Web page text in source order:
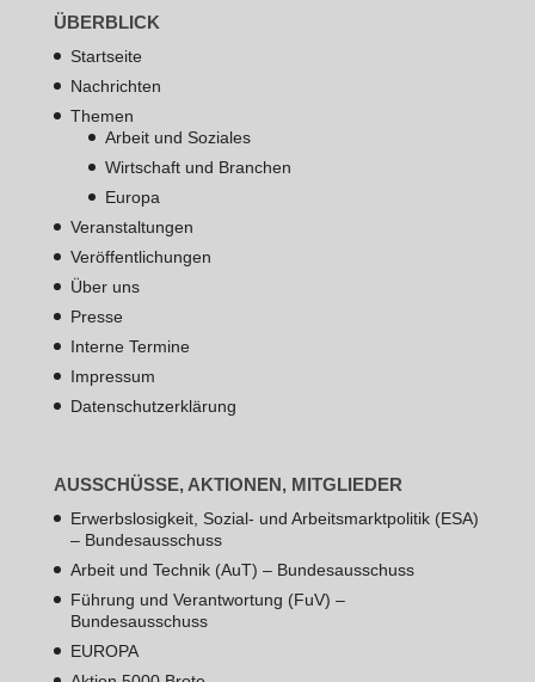
ÜBERBLICK
Startseite
Nachrichten
Themen
Arbeit und Soziales
Wirtschaft und Branchen
Europa
Veranstaltungen
Veröffentlichungen
Über uns
Presse
Interne Termine
Impressum
Datenschutzerklärung
AUSSCHÜSSE, AKTIONEN, MITGLIEDER
Erwerbslosigkeit, Sozial- und Arbeitsmarktpolitik (ESA)
– Bundesausschuss
Arbeit und Technik (AuT) – Bundesausschuss
Führung und Verantwortung (FuV) –
Bundesausschuss
EUROPA